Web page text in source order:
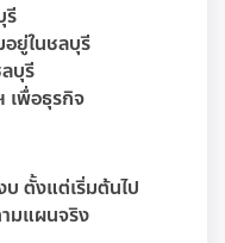
รี
ยู่ในชลบุรี
บุรี
เพื่อธุรกิจ
ตั้งแต่เริ่มต้นไป
มแผนจริง